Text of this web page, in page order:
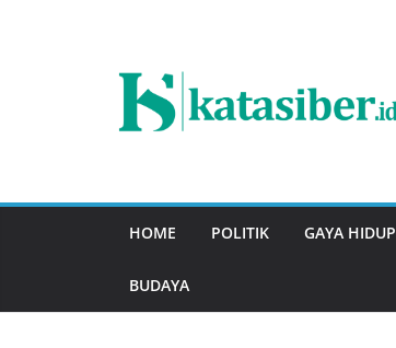
HOME POLITIK GAYA HIDUP
BUDAYA